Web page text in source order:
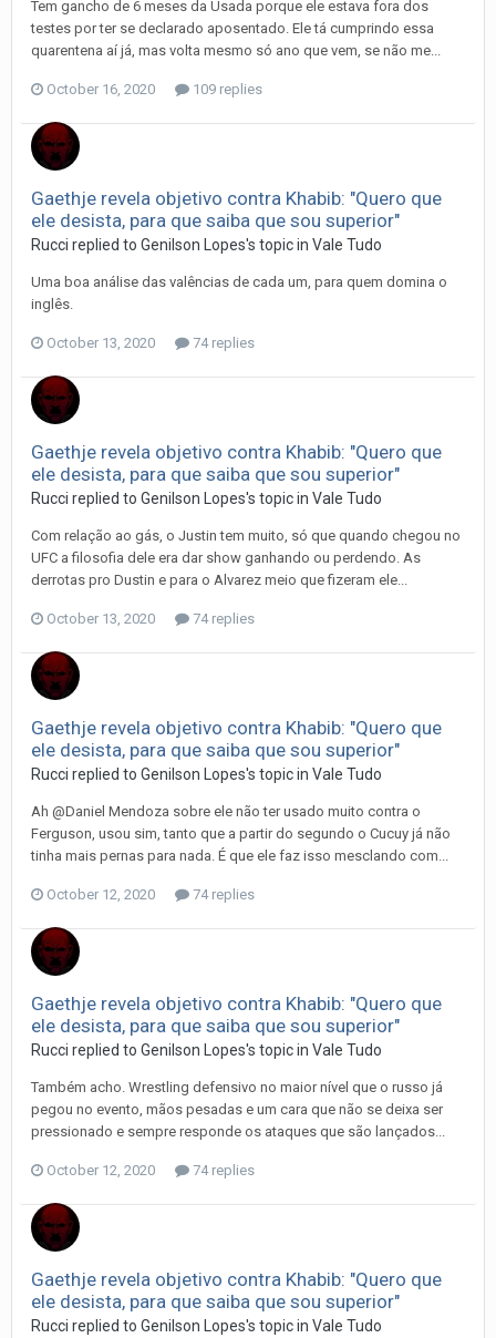
Tem gancho de 6 meses da Usada porque ele estava fora dos
testes por ter se declarado aposentado. Ele tá cumprindo essa
quarentena aí já, mas volta mesmo só ano que vem, se não me...
October 16, 2020 109 replies
Gaethje revela objetivo contra Khabib: "Quero que
ele desista, para que saiba que sou superior"
Rucci replied to Genilson Lopes's topic in Vale Tudo
Uma boa análise das valências de cada um, para quem domina o
inglês.
October 13, 2020 74 replies
Gaethje revela objetivo contra Khabib: "Quero que
ele desista, para que saiba que sou superior"
Rucci replied to Genilson Lopes's topic in Vale Tudo
Com relação ao gás, o Justin tem muito, só que quando chegou no
UFC a filosofia dele era dar show ganhando ou perdendo. As
derrotas pro Dustin e para o Alvarez meio que fizeram ele...
October 13, 2020 74 replies
Gaethje revela objetivo contra Khabib: "Quero que
ele desista, para que saiba que sou superior"
Rucci replied to Genilson Lopes's topic in Vale Tudo
Ah @Daniel Mendoza sobre ele não ter usado muito contra o
Ferguson, usou sim, tanto que a partir do segundo o Cucuy já não
tinha mais pernas para nada. É que ele faz isso mesclando com...
October 12, 2020 74 replies
Gaethje revela objetivo contra Khabib: "Quero que
ele desista, para que saiba que sou superior"
Rucci replied to Genilson Lopes's topic in Vale Tudo
Também acho. Wrestling defensivo no maior nível que o russo já
pegou no evento, mãos pesadas e um cara que não se deixa ser
pressionado e sempre responde os ataques que são lançados...
October 12, 2020 74 replies
Gaethje revela objetivo contra Khabib: "Quero que
ele desista, para que saiba que sou superior"
Rucci replied to Genilson Lopes's topic in Vale Tudo